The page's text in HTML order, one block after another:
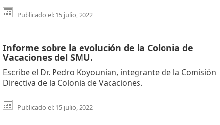
Publicado el: 15 julio, 2022
Informe sobre la evolución de la Colonia de
Vacaciones del SMU.
Escribe el Dr. Pedro Koyounian, integrante de la Comisión
Directiva de la Colonia de Vacaciones.
Publicado el: 15 julio, 2022